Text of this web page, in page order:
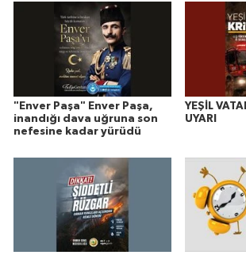
"Enver Paşa" Enver Paşa,
inandığı dava uğruna son
nefesine kadar yürüdü
YEŞİL
UYARI